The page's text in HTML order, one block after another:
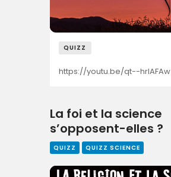
QUIZZ
https://youtu.be/qt--hrlAFAw
La foi et la science
s’opposent-elles ?
QUIZZ QUIZZ SCIENCE